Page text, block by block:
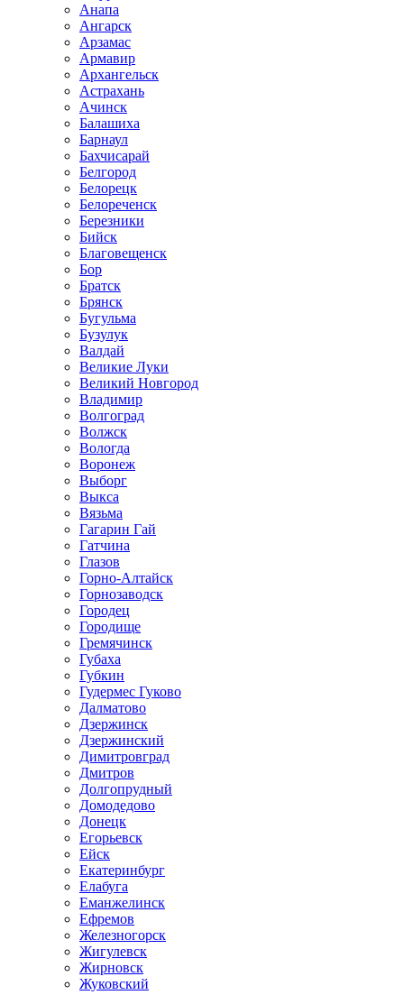
Анапа
Ангарск
Арзамас
Армавир
Архангельск
Астрахань
Ачинск
Балашиха
Барнаул
Бахчисарай
Белгород
Белорецк
Белореченск
Березники
Бийск
Благовещенск
Бор
Братск
Брянск
Бугульма
Бузулук
Валдай
Великие Луки
Великий Новгород
Владимир
Волгоград
Волжск
Вологда
Воронеж
Выборг
Выкса
Вязьма
Гагарин Гай
Гатчина
Глазов
Горно-Алтайск
Горнозаводск
Городец
Городище
Гремячинск
Губаха
Губкин
Гудермес Гуково
Далматово
Дзержинск
Дзержинский
Димитровград
Дмитров
Долгопрудный
Домодедово
Донецк
Егорьевск
Ейск
Екатеринбург
Елабуга
Еманжелинск
Ефремов
Железногорск
Жигулевск
Жирновск
Жуковский